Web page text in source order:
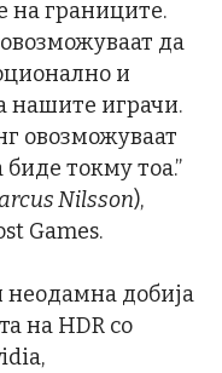
на границите.
да
и
нашите играчи.
овозможуваат
токму тоа.”
Nilsson),
Games.
неодамна добија
на HDR со